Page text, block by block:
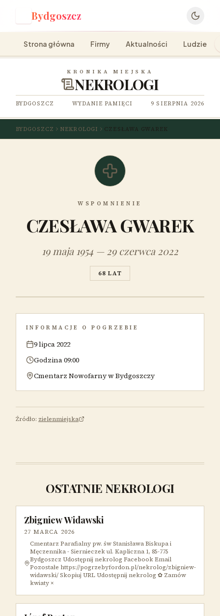
Bydgoszcz
Strona główna Firmy Aktualności Ludzie
KRONIKA MIEJSKA
NEKROLOGI
BYDGOSZCZ WYDANIE PAMIĘCI 9 SIERPNIA 2026
BYDGOSZCZ NEKROLOGI CZESŁAWA GWAREK
WSPOMNIENIE
CZESŁAWA GWAREK
19 maja 1954 — 29 czerwca 2022
68 LAT
INFORMACJE O POGRZEBIE
9 lipca 2022
Godzina 09:00
Cmentarz Nowofarny w Bydgoszczy
Źródło: zielenmiejska
OSTATNIE NEKROLOGI
Zbigniew Widawski
27 MARCA 2026
Cmentarz Parafialny pw. św Stanisława Biskupa i
Męczennika - Siernieczek ul. Kapliczna 1, 85-775
Bydgoszcz Udostępnij nekrolog Facebook Email
Pozostałe https://pogrzebyfordon.pl/nekrolog/zbigniew-
widawski/ Skopiuj URL Udostępnij nekrolog ✿ Zamów
kwiaty ×